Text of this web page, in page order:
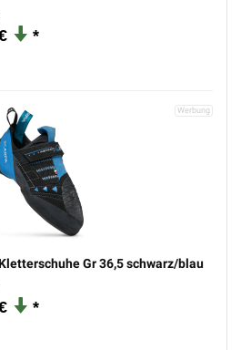
Gr 36,5 schwarz/blau